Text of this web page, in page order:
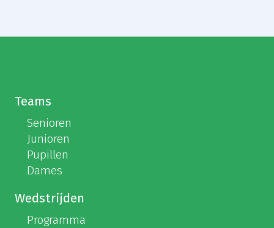
Teams
Senioren
Junioren
Pupillen
Dames
Wedstrijden
Programma